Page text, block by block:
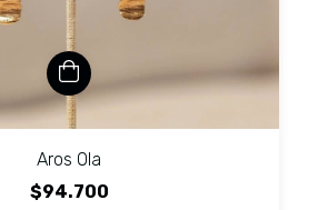
Aros Ola
$94.700